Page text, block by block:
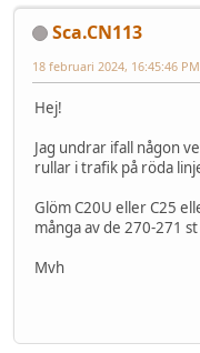
Sca.CN113
18 februari 2024, 16:45:46 PM
Hej!
Jag undrar ifall någon
rullar i trafik på röda
Glöm C20U eller C25
många av de 270-271
Mvh